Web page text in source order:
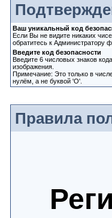
Ваш уникальный код
Если Вы не видите никаких
обратитесь к Администратору
Введите код безопасности
Введите 6 числовых знаков
изображения.
Примечание: Это только в
нулём, а не буквой 'O'.
Правила